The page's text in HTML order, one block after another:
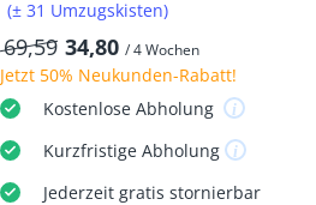
(± 31 Umzugskisten)
69,59 34,80 / 4 Wochen
Jetzt 50% Neukunden-Rabatt!
KostenloseAbholung
KurzfristigeAbholung
Jederzeit gratis stornierbar